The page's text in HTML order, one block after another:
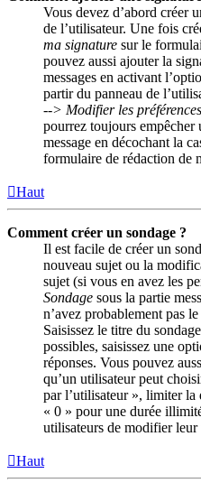
Vous devez d’abord créer
de l’utilisateur. Une fois
ma signature sur le
pouvez aussi ajouter la
messages en activant
partir du panneau de
--> Modifier les
pourrez toujours empêcher
message en décochant la
formulaire de rédaction de
Haut
Comment créer un sondage ?
Il est facile de créer un
nouveau sujet ou la
sujet (si vous en avez les
Sondage sous la partie
n’avez probablement pas
Saisissez le titre du
possibles, saisissez une
réponses. Vous pouvez
qu’un utilisateur peut
par l’utilisateur », limiter la
« 0 » pour une durée
utilisateurs de modifier leur
Haut